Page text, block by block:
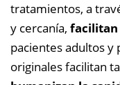
tratamientos, a
y cercanía, facilitan
pacientes adultos y
originales facilitan